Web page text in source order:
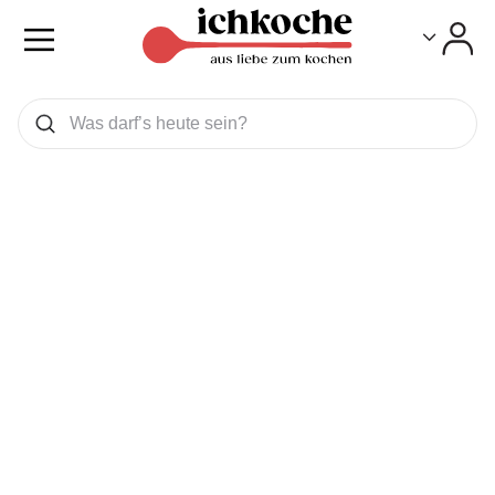
Was wollen Sie suchen
Suchen